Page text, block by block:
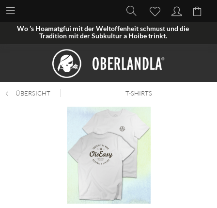
Wo ’s Hoamatgfui mit der Weltoffenheit schmust und die
Tradition mit der Subkultur a Hoibe trinkt.
ÜBERSICHT T-SHIRTS